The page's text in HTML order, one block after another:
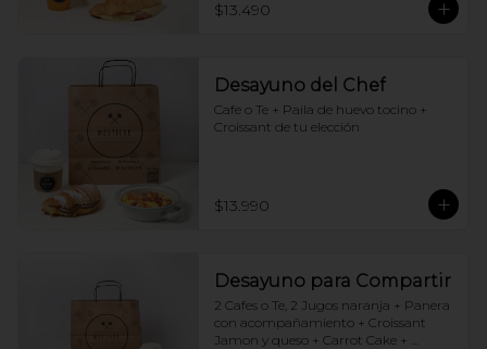
$13.490
Desayuno del Chef
Cafe o Te + Paila de huevo tocino +
Croissant de tu elección
$13.990
Desayuno para Compartir
2 Cafes o Te, 2 Jugos naranja + Panera
con acompañamiento + Croissant
Jamon y queso + Carrot Cake +